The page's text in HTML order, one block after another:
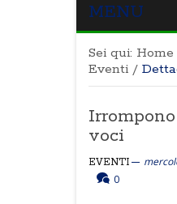
MENU
Sei qui: Home
Eventi /
voci
EVENTI
0